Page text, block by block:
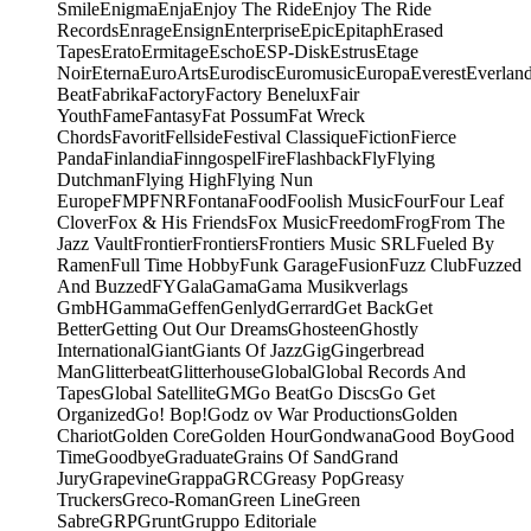
SmileEnigmaEnjaEnjoy The RideEnjoy The Ride
RecordsEnrageEnsignEnterpriseEpicEpitaphErased
TapesEratoErmitageEschoESP-DiskEstrusEtage
NoirEternaEuroArtsEurodiscEuromusicEuropaEverest
BeatFabrikaFactoryFactory BeneluxFair
YouthFameFantasyFat PossumFat Wreck
ChordsFavoritFellsideFestival ClassiqueFictionFierce
PandaFinlandiaFinngospelFireFlashbackFlyFlying
DutchmanFlying HighFlying Nun
EuropeFMPFNRFontanaFoodFoolish MusicFourFour Leaf
CloverFox & His FriendsFox MusicFreedomFrogFrom The
Jazz VaultFrontierFrontiersFrontiers Music SRLFueled By
RamenFull Time HobbyFunk GarageFusionFuzz ClubFuzzed
And BuzzedFYGalaGamaGama Musikverlags
GmbHGammaGeffenGenlydGerrardGet BackGet
BetterGetting Out Our DreamsGhosteenGhostly
InternationalGiantGiants Of JazzGigGingerbread
ManGlitterbeatGlitterhouseGlobalGlobal Records And
TapesGlobal SatelliteGMGo BeatGo DiscsGo Get
OrganizedGo! Bop!Godz ov War ProductionsGolden
ChariotGolden CoreGolden HourGondwanaGood BoyGood
TimeGoodbyeGraduateGrains Of SandGrand
JuryGrapevineGrappaGRCGreasy PopGreasy
TruckersGreco-RomanGreen LineGreen
SabreGRPGruntGruppo Editoriale